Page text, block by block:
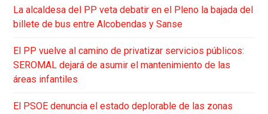
La alcaldesa del PP veta debatir en el Pleno la bajada del
billete de bus entre Alcobendas y Sanse
El PP vuelve al camino de privatizar servicios públicos:
SEROMAL dejará de asumir el mantenimiento de las
áreas infantiles
El PSOE denuncia el estado deplorable de las zonas